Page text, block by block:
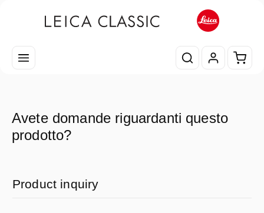
Il
Avete domande riguardanti questo
prodotto?
Product inquiry